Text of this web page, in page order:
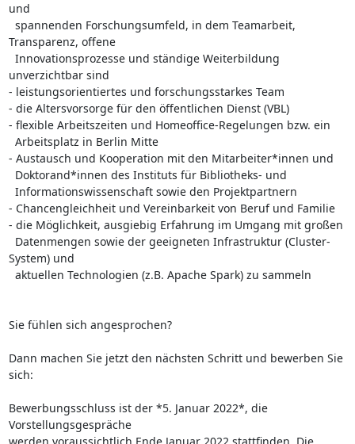
und
Transparenz, offene
unverzichtbar sind
- leistungsorientiertes und forschungsstarkes Team
- die Altersvorsorge für den öffentlichen Dienst (VBL)
- flexible Arbeitszeiten und Homeoffice-Regelungen bzw. ein
- Austausch und Kooperation mit den Mitarbeiter*innen und
- Chancengleichheit und Vereinbarkeit von Beruf und Familie
- die Möglichkeit, ausgiebig Erfahrung im Umgang mit großen
System) und
Sie fühlen sich angesprochen?
Dann machen Sie jetzt den nächsten Schritt und bewerben Sie
sich:
Bewerbungsschluss ist der *5. Januar 2022*, die
Vorstellungsgespräche